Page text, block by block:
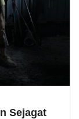
Sejagat